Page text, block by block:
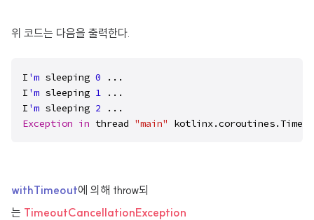
위 코드는 다음을 출력한다.
I 'm sleeping 0 ...
I 'm sleeping 1 ...
I 'm sleeping 2
Exception in thread "main"
withTimeout에 의해 throw되
는 TimeoutCancellationException